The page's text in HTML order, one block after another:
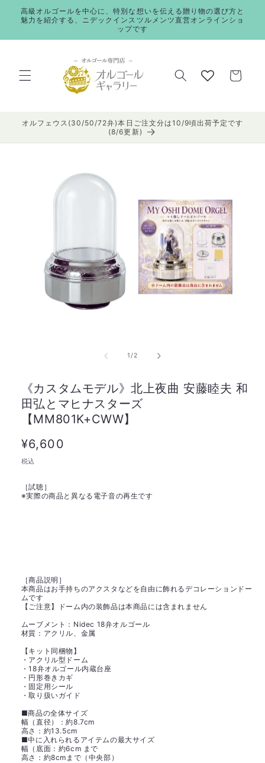
ンツに
進む
高級オルゴールを中心に、特別な想いを伝える贈り物の選び方と
魅力を紹介する、ニデックインスツルメンツ直営オンラインショ
ップです
ー
オルフェウス(30/50/72弁)本日ご注文分は10/9頃出荷予定です
(8/6更新)
1/の
2
《カスタムモデル》北上夜曲 安藤睦夫 和
田弘とマヒナスターズ
【MM801K+CWW】
通
常
格
¥6,600
税込
［試聴］
※実際の商品と異なる電子音の再生です
［商品説明］
本商品はお手持ちのアクスタなどを自由に飾れるデコレーションドー
ムです
【ご注意】ドーム内の装飾品は本商品には含まれません
ムーブメント：Nidec 18弁オルゴール
材質：アクリル、金属
【キット同梱物】
・アクリル型ドーム
・18弁オルゴール内蔵台座
・円形巻きカギ
・固定用シール
・取り扱いガイド
■商品の全体サイズ
幅（直径）：約8.7cm
高さ：約13.5cm
■中に入れられるアイテムの最大サイズ
幅（底面：約6cm まで
高さ：約8cmまで（中央部）